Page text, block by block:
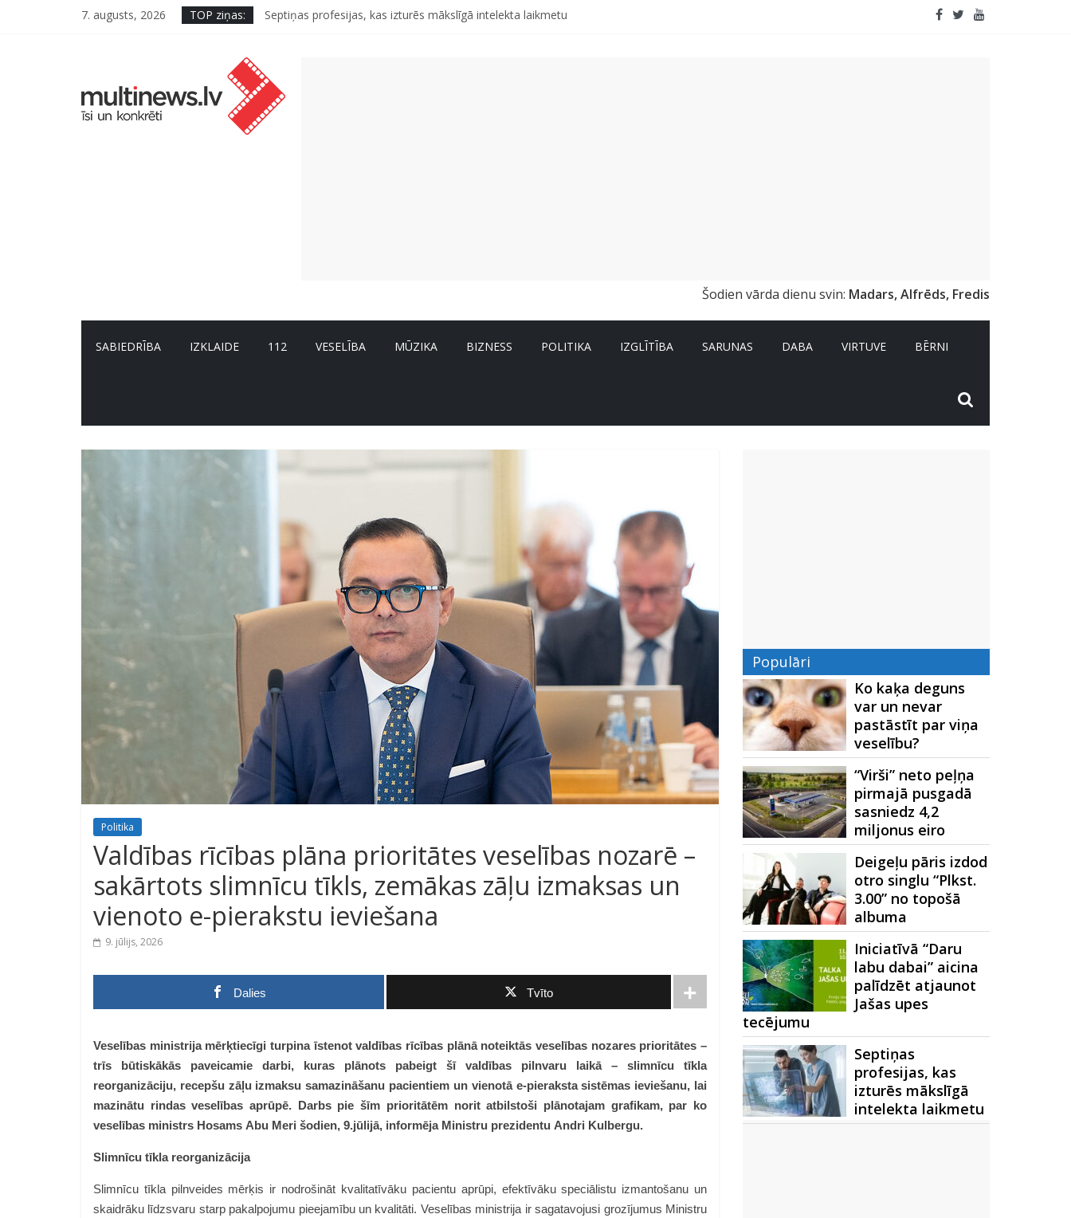
7. augusts, 2026 TOP ziņas:
Septiņas profesijas, kas izturēs mākslīgā intelekta laikmetu
Iniciatīvā “Daru labu dabai” aicina palīdzēt atjaunot Jašas upes tecējumu
Šodien vārda dienu svin: Madars, Alfrēds, Fredis
SABIEDRĪBA IZKLAIDE 112 VESELĪBA MŪZIKA BIZNESS POLITIKA IZGLĪTĪBA SARUNAS DABA VIRTUVE BĒRNI
Politika
Valdības rīcības plāna prioritātes veselības nozarē –
sakārtots slimnīcu tīkls, zemākas zāļu izmaksas un
vienoto e-pierakstu ieviešana
9. jūlijs, 2026
Dalies Tvīto
Veselības ministrija mērķtiecīgi turpina īstenot valdības rīcības plānā noteiktās veselības nozares prioritātes –
trīs būtiskākās paveicamie darbi, kuras plānots pabeigt šī valdības pilnvaru laikā – slimnīcu tīkla
reorganizāciju, recepšu zāļu izmaksu samazināšanu pacientiem un vienotā e-pieraksta sistēmas ieviešanu, lai
mazinātu rindas veselības aprūpē. Darbs pie šīm prioritātēm norit atbilstoši plānotajam grafikam, par ko
veselības ministrs Hosams Abu Meri šodien, 9.jūlijā, informēja Ministru prezidentu Andri Kulbergu.
Slimnīcu tīkla reorganizācija
Slimnīcu tīkla pilnveides mērķis ir nodrošināt kvalitatīvāku pacientu aprūpi, efektīvāku speciālistu izmantošanu un
skaidrāku līdzsvaru starp pakalpojumu pieejamību un kvalitāti. Veselības ministrija ir sagatavojusi grozījumus Ministru
Populāri
Ko kaķa deguns
var un nevar
pastāstīt par viņa
veselību?
“Virši” neto peļņa
pirmajā pusgadā
sasniedz 4,2
miljonus eiro
Deigeļu pāris izdod
otro singlu “Plkst.
3.00” no topošā
albuma
Iniciatīvā “Daru
labu dabai” aicina
palīdzēt atjaunot
Jašas upes
tecējumu
Septiņas
profesijas, kas
izturēs mākslīgā
intelekta laikmetu